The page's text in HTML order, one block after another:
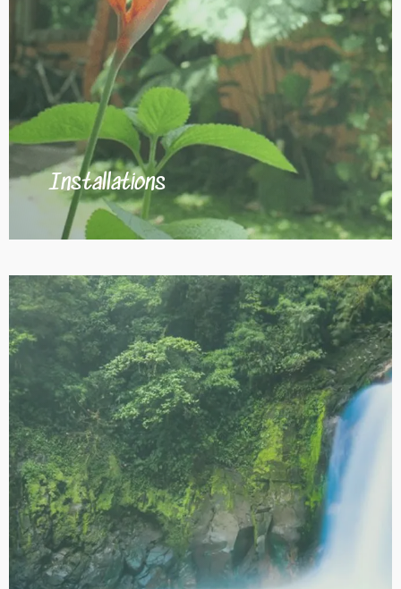
Installations